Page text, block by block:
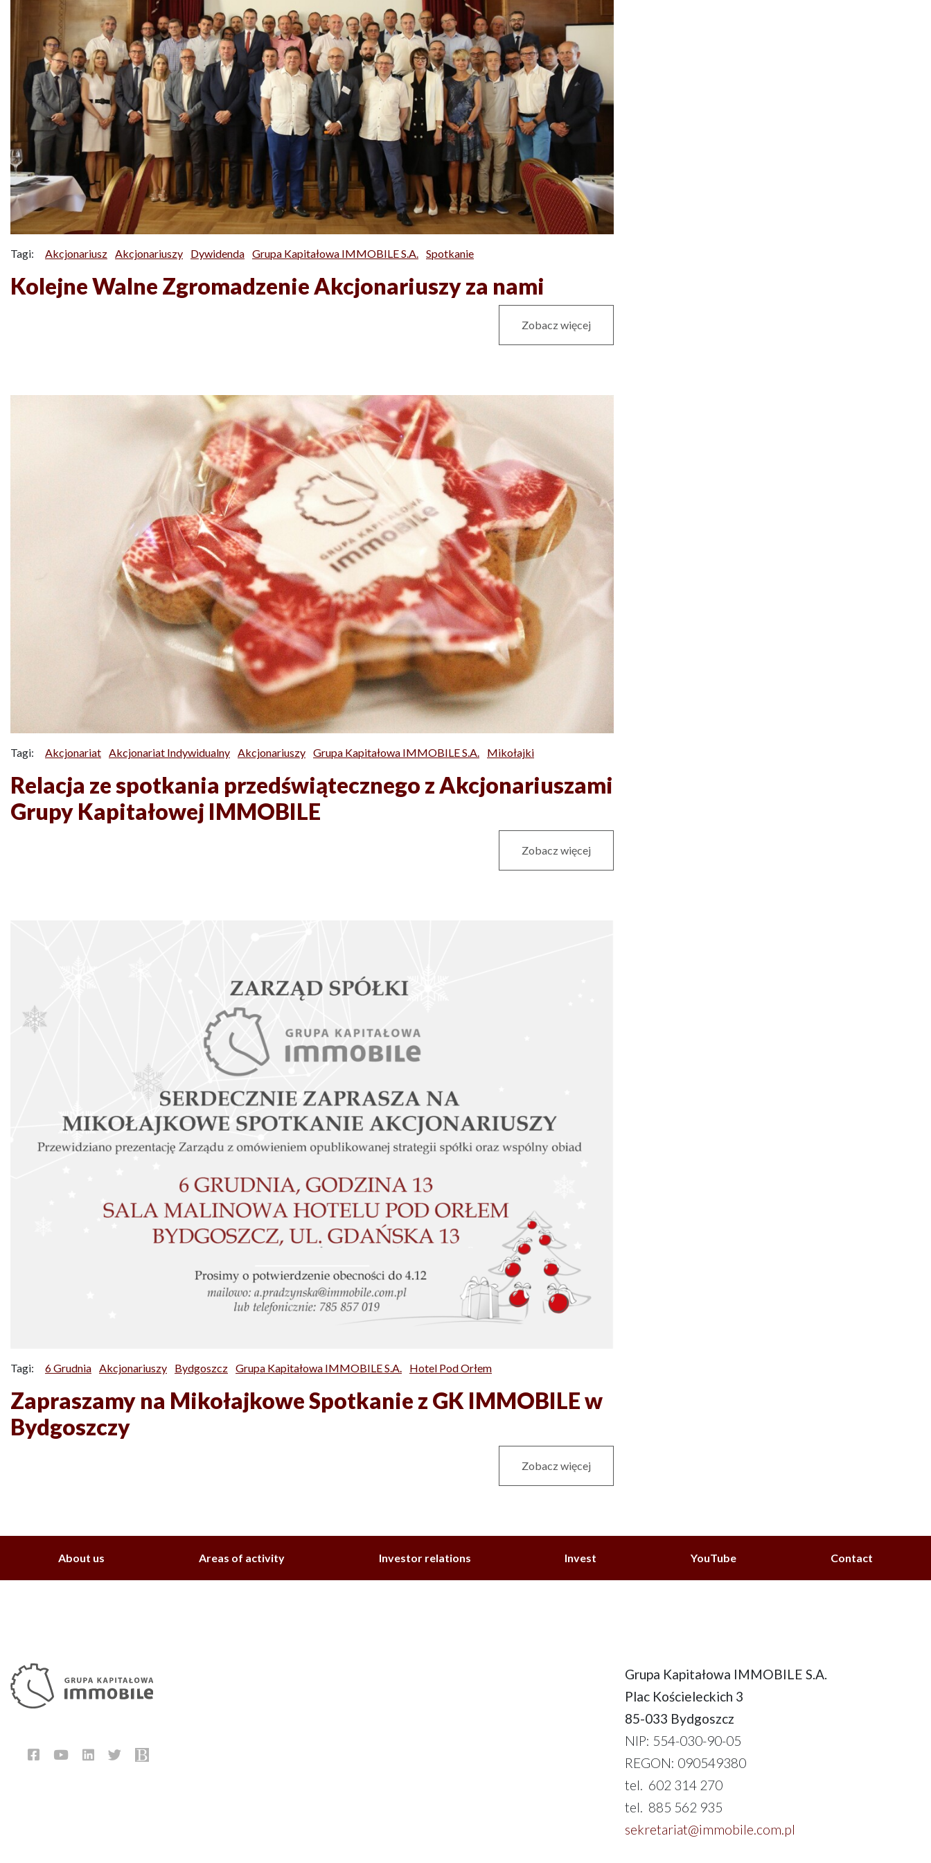
Tagi: Akcjonariusz Akcjonariuszy Dywidenda Grupa Kapitałowa IMMOBILE S.A. Spotkanie
Kolejne Walne Zgromadzenie Akcjonariuszy za nami
Zobacz więcej
Tagi: Akcjonariat Akcjonariat Indywidualny Akcjonariuszy Grupa Kapitałowa IMMOBILE S.A. Mikołajki
Relacja ze spotkania przedświątecznego z Akcjonariuszami
Grupy Kapitałowej IMMOBILE
Zobacz więcej
Tagi: 6 Grudnia Akcjonariuszy Bydgoszcz Grupa Kapitałowa IMMOBILE S.A. Hotel Pod Orłem
Zapraszamy na Mikołajkowe Spotkanie z GK IMMOBILE w
Bydgoszczy
Zobacz więcej
About us Areas of activity Investor relations Invest YouTube Contact
Grupa Kapitałowa IMMOBILE S.A.
Plac Kościeleckich 3
85-033 Bydgoszcz
NIP: 554-030-90-05
REGON: 090549380
tel. 602 314 270
tel. 885 562 935
sekretariat@immobile.com.pl